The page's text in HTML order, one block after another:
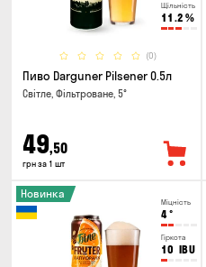
Щільність
11.2 %
(0)
Пиво Darguner Pilsener 0.5л
Світле, Фільтроване, 5°
49,50
грн за 1 шт
Міцність
4°
Гіркота
10 IBU
Новинка